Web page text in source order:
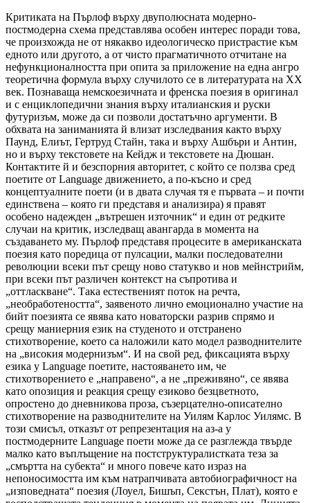
Критиката на Пърлоф върху двуполюсната модерно-
постмодерна схема представлява особен интерес поради това,
че произхожда не от някакво идеологическо пристрастие към
едното или другото, а от чисто прагматичното отчитане на
нефункционалността при опита за приложение на една ангро
теоретична формула върху случилото се в литературата на ХХ
век. Познаваща немскоезичната и френска поезия в оригинал
и с енциклопедични знания върху италианския и руски
футуризъм, може да си позволи достатъчно аргументи. В
обхвата на заниманията й влизат изследвания както върху
Паунд, Елиът, Гертруд Стайн, така и върху Ашбъри и Антин,
но и върху текстовете на Кейдж и текстовете на Дюшан.
Контактите й и безспорния авторитет, с който се ползва сред
поетите от Language движението, а по-късно и сред
концептуалните поети (и в двата случая тя е първата – и почти
единствена – която ги представя и анализира) я правят
особено надежден „вътрешен източник“ и един от редките
случаи на критик, изследващ авангарда в момента на
създаването му. Пърлоф представя процесите в американската
поезия като поредица от пулсации, малки последователни
революции всеки път срещу ново статукво и нов мейнстрийм,
при всеки път различен контекст на съпротива и
„оттласкване“. Така естественият поток на речта,
„необработеността“, заявеното лично емоционално участие на
бийт поезията се явява като новаторски разрив спрямо и
срещу маниерния език на студеното и отстранено
стихотворение, което са наложили като модел разводнителите
на „високия модернизъм“. И на свой ред, фиксацията върху
езика у Language поетите, настояването им, че
стихотворението е „направено“, а не „преживяно“, се явява
като опозиция и реакция срещу езиково безцветното,
опростено до дневникова проза, съзерцателно-описателно
стихотворение на разводнителите на Уилям Карлос Уилямс. В
този смисъл, отказът от репрезентация на аз-а у
постмодерните Language поети може да се разглежда твърде
малко като въплъщение на постструктуралистката теза за
„смъртта на субекта“ и много повече като израз на
непоносимостта им към натрапчивата автобиографичност на
„изповедната“ поезия (Лоуел, Бишъп, Секстън, Плат), която е